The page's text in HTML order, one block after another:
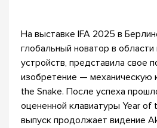
На выставке IFA 2025 в
глобальный новатор в
устройств, представила свое
изобретение — механическую
the Snake. После успеха
оцененной клавиатуры Year of
выпуск продолжает видение